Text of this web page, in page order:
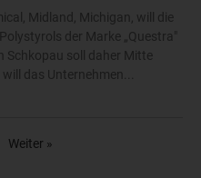
Midland, Michigan, will die
der Marke „Questra"
Schkopau soll daher Mitte
das Unternehmen...
Weiter »